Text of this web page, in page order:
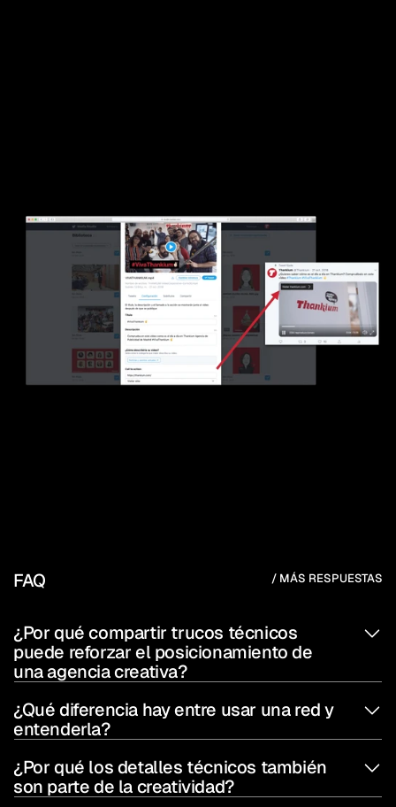
FAQ / MÁS RESPUESTAS
¿Por qué compartir trucos técnicos
puede reforzar el posicionamiento de
una agencia creativa?
¿Qué diferencia hay entre usar una red y
entenderla?
¿Por qué los detalles técnicos también
son parte de la creatividad?